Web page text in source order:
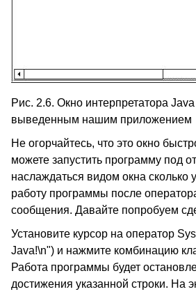
Рис. 2.6. Окно интерпретатора
выведенным нашим приложением
Не огорчайтесь, что это окно
можете запустить программу под
наслаждаться видом окна сколько
работу программы после
сообщения. Давайте попробуем
Установите курсор на оператор
Java!\n") и нажмите комбинацию
Работа программы будет
достижения указанной строки. На